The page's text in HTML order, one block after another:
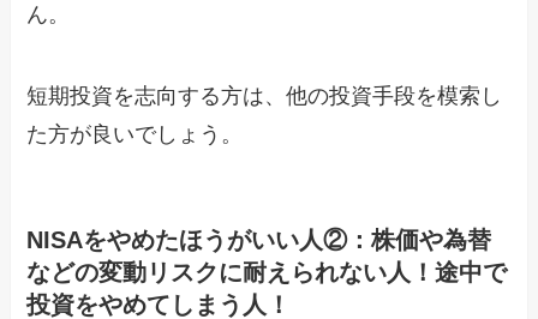
ん。
短期投資を志向する方は、他の投資手段を模索し
た方が良いでしょう。
NISAをやめたほうがいい人②：株価や為替
などの変動リスクに耐えられない人！途中で
投資をやめてしまう人！